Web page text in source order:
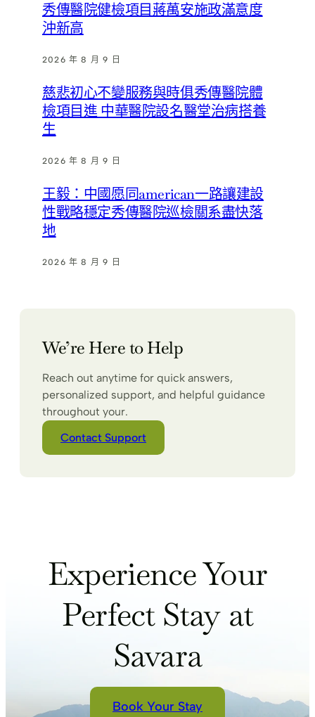
秀傳醫院健檢項目蔣萬安施政滿意度
沖新高
2026 年 8 月 9 日
慈悲初心不變服務與時俱秀傳醫院體
檢項目進 中華醫院設名醫堂治病搭養
生
2026 年 8 月 9 日
王毅：中國愿同american一路讓建設
性戰略穩定秀傳醫院巡檢關系盡快落
地
2026 年 8 月 9 日
We’re Here to Help
Reach out anytime for quick answers,
personalized support, and helpful guidance
throughout your.
Contact Support
Experience Your
Perfect Stay at
Savara
Book Your Stay